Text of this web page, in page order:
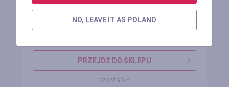
Cashback
do 4.50%
PRZEJDŹ DO SKLEPU
SZCZEGÓŁY
NO, LEAVE IT AS POLAND